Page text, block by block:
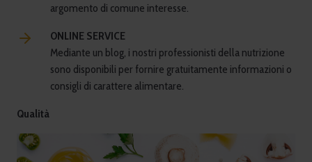
argomento di comune interesse.
ONLINE SERVICE
Mediante un blog, i nostri professionisti della nutrizione
sono disponibili per fornire gratuitamente informazioni o
consigli di carattere alimentare.
Qualità